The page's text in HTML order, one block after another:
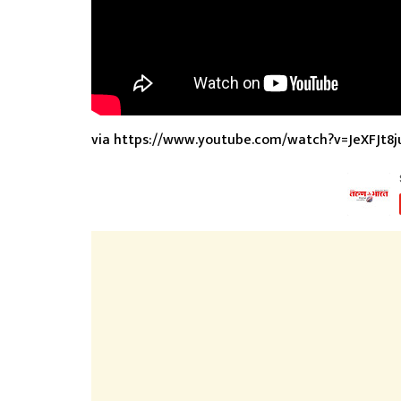
via https://www.youtube.com/